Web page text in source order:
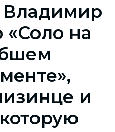
«Соло на
и
обработку персональных